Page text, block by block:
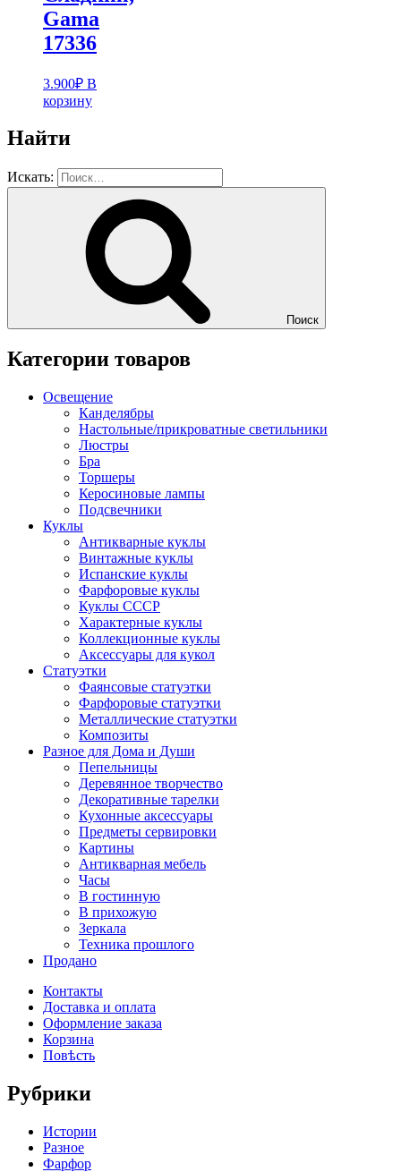
Gama
17336
3.900₽ В
корзину
Найти
Искать:
Поиск
Категории товаров
Освещение
Канделябры
Настольные/прикроватные светильники
Люстры
Бра
Торшеры
Керосиновые лампы
Подсвечники
Куклы
Антикварные куклы
Винтажные куклы
Испанские куклы
Фарфоровые куклы
Куклы СССР
Характерные куклы
Коллекционные куклы
Аксессуары для кукол
Статуэтки
Фаянсовые статуэтки
Фарфоровые статуэтки
Металлические статуэтки
Композиты
Разное для Дома и Души
Пепельницы
Деревянное творчество
Декоративные тарелки
Кухонные аксессуары
Предметы сервировки
Картины
Антикварная мебель
Часы
В гостинную
В прихожую
Зеркала
Техника прошлого
Продано
Контакты
Доставка и оплата
Оформление заказа
Корзина
Повѣсть
Рубрики
Истории
Разное
Фарфор